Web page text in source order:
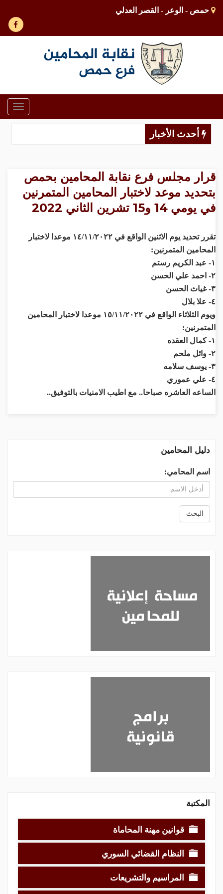
حمص - الوعر - القصر العدلي
أحدث الأخبار
قرار مجلس فرع نقابة المحامين بحمص
بتحديد موعد لاختبار المحامين المتمرنين
في يومي 14 و15 تشرين الثاني 2022
تقرر تحديد يوم الاثنين الواقع في ١٤/١١/٢٠٢٢ موعدا لاختبار
المحامين المتمرنين:
١- عبد الكريم رستم
٢- احمد علي الحسن
٣- غياث الحسن
٤- علا بلال
ويوم الثلاثاء الواقع في ١٥/١١/٢٠٢٢ موعدا لاختبار المحامين
المتمرنين:
١- كمال العقده
٢- وائل ملحم
٣- يوسف سلامه
٤- علي عموري
الساعه العاشره صباحا.. مع اطيب الامنيات بالتوفيق..
دليل المحامين
اسم المحامي:
البحث
المكتبة
قوانين مهنة المحاماة
النظام القضائي السوري
المراسيم والتشريعات